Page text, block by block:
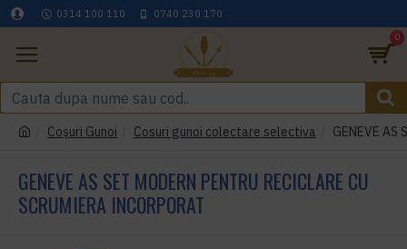
0314 100 110 0740 230 170
0
Coşuri Gunoi Cosuri gunoi colectare selectiva GENEVE
GENEVE AS SET MODERN PENTRU RECICLARE CU
SCRUMIERA INCORPORAT